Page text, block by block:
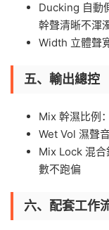
Ducking 自動
幹聲清晰不渾
Width 立體聲
五、輸出總控
Mix 幹濕比例
Wet Vol 濕聲
Mix Lock 混合
數不跑偏
六、配套工作